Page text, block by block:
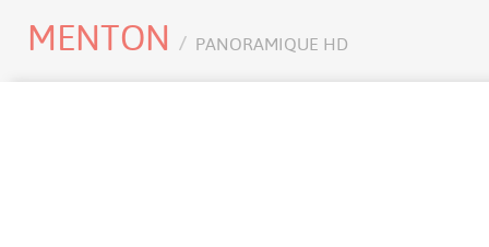
MENTON PANORAMIQUE HD